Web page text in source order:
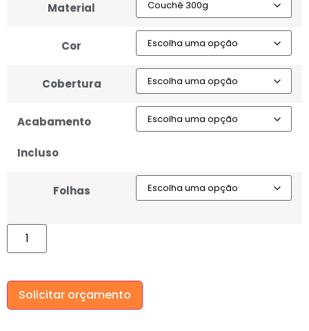
Material
Cor
Cobertura
Acabamento
Incluso
Folhas
Solicitar orçamento